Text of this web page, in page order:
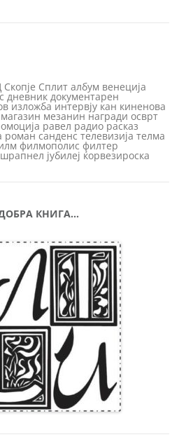
Скопје Сплит албум венеција
дневник документарен
изложба интервју кан киненова
магазин мезанин награди осврт
равел радио расказ
роман санденс телевизија телма
филмополис филтер
шрапнел јубилеј ќорвезироска
КНИГА…